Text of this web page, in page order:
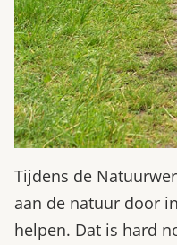
Tijdens de
aan de natuur door
helpen. Dat is hard